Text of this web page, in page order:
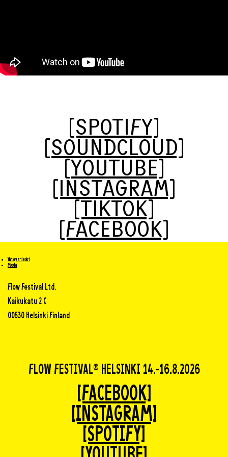
[SPOTIFY]
[SOUNDCLOUD]
[YOUTUBE]
[INSTAGRAM]
[TIKTOK]
[FACEBOOK]
Yhteystiedot
Media
Flow Festival Ltd.
Kaikukatu 2 C
00530 Helsinki Finland
FLOW FESTIVAL® HELSINKI 14.-16.8.2026
[FACEBOOK]
[INSTAGRAM]
[SPOTIFY]